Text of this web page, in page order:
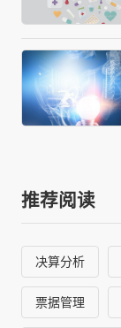
推荐阅读
决算分析
票据管理